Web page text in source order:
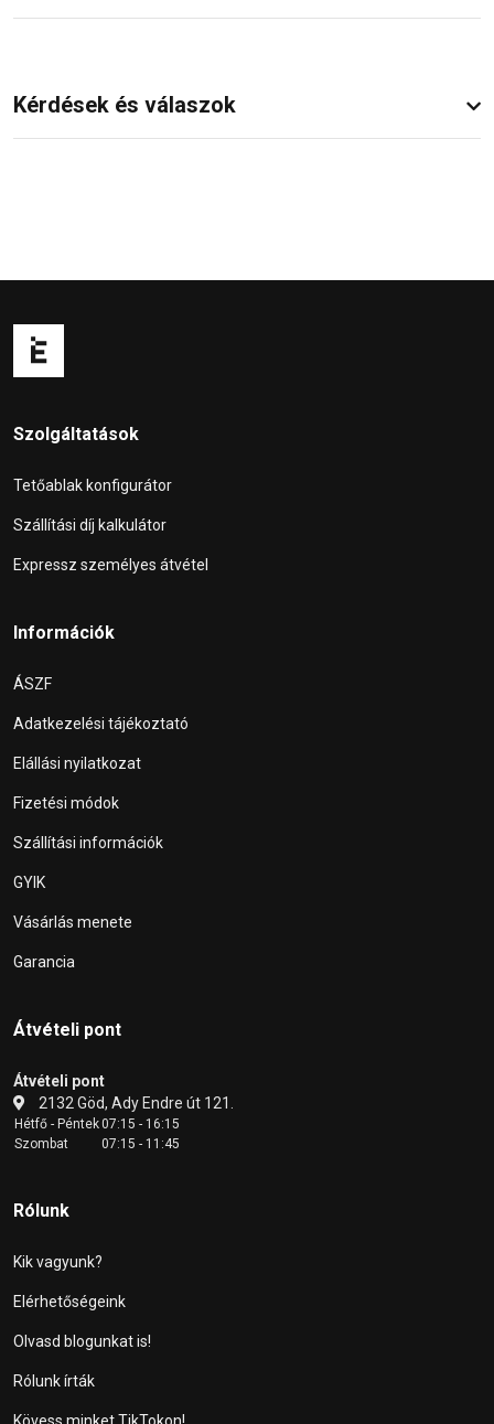
Kérdések és válaszok
Szolgáltatások
Tetőablak konfigurátor
Szállítási díj kalkulátor
Expressz személyes átvétel
Információk
ÁSZF
Adatkezelési tájékoztató
Elállási nyilatkozat
Fizetési módok
Szállítási információk
GYIK
Vásárlás menete
Garancia
Átvételi pont
Átvételi pont
2132 Göd, Ady Endre út 121.
Hétfő - Péntek07:15 - 16:15
Szombat
07:15 - 11:45
Rólunk
Kik vagyunk?
Elérhetőségeink
Olvasd blogunkat is!
Rólunk írták